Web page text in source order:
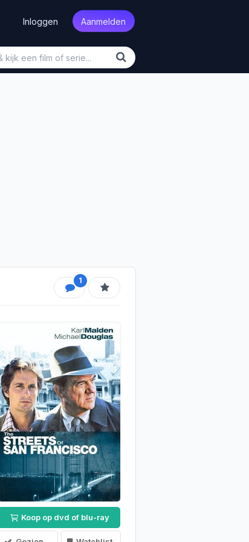
Inloggen Aanmelden
1
Koop op dvd of blu-ray